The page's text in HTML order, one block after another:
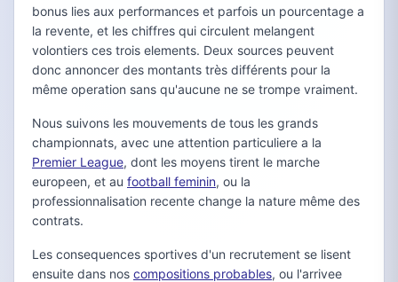
bonus lies aux performances et parfois un pourcentage a
la revente, et les chiffres qui circulent melangent
volontiers ces trois elements. Deux sources peuvent
donc annoncer des montants très différents pour la
même operation sans qu'aucune ne se trompe vraiment.
Nous suivons les mouvements de tous les grands
championnats, avec une attention particuliere a la
Premier League, dont les moyens tirent le marche
europeen, et au football feminin, ou la
professionnalisation recente change la nature même des
contrats.
Les consequences sportives d'un recrutement se lisent
ensuite dans nos compositions probables, ou l'arrivee